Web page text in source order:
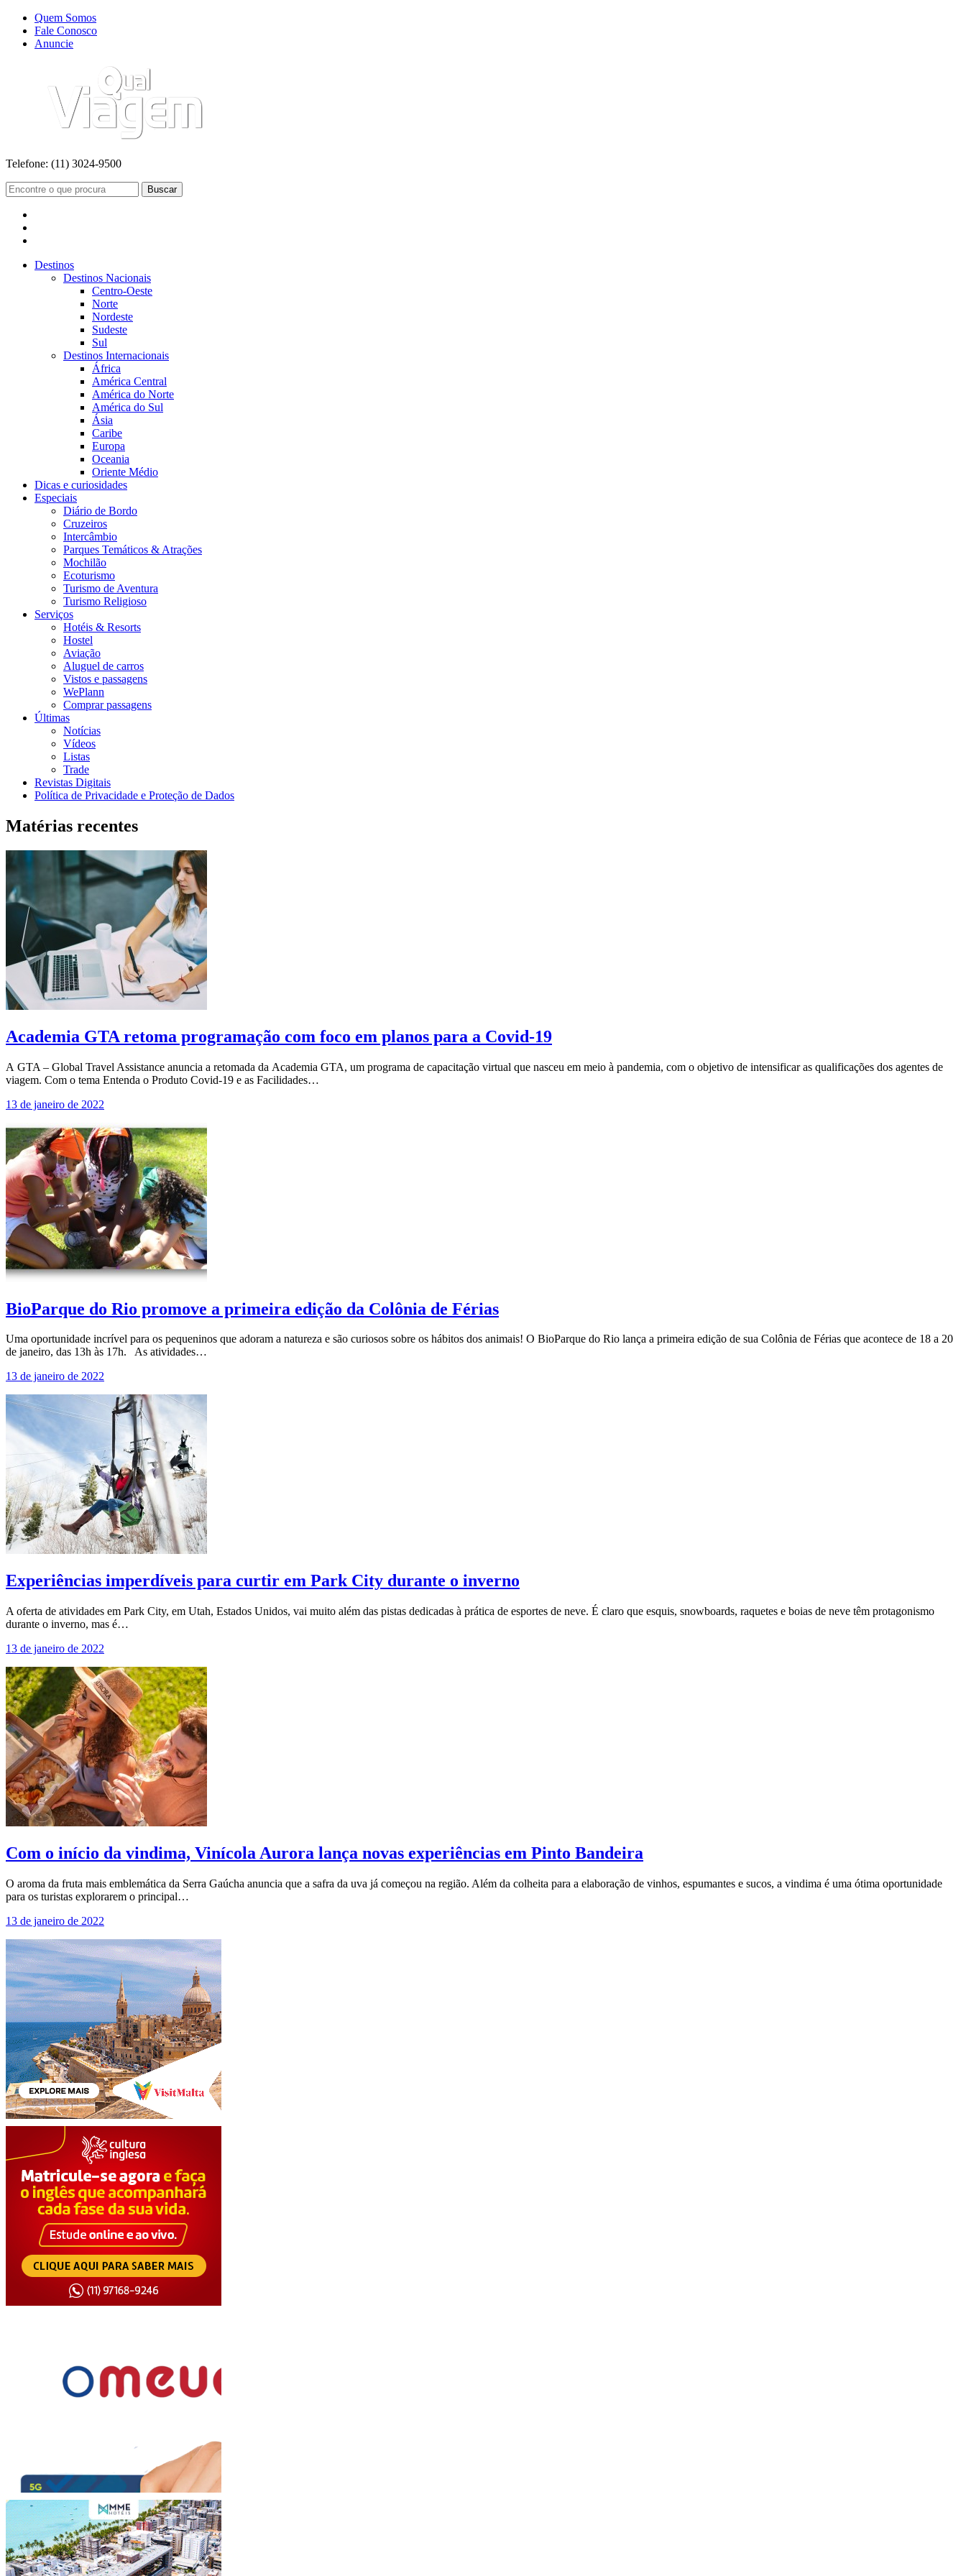
Quem Somos
Fale Conosco
Anuncie
Telefone: (11) 3024-9500
Buscar
Destinos
Destinos Nacionais
Centro-Oeste
Norte
Nordeste
Sudeste
Sul
Destinos Internacionais
África
América Central
América do Norte
América do Sul
Ásia
Caribe
Europa
Oceania
Oriente Médio
Dicas e curiosidades
Especiais
Diário de Bordo
Cruzeiros
Intercâmbio
Parques Temáticos & Atrações
Mochilão
Ecoturismo
Turismo de Aventura
Turismo Religioso
Serviços
Hotéis & Resorts
Hostel
Aviação
Aluguel de carros
Vistos e passagens
WePlann
Comprar passagens
Últimas
Notícias
Vídeos
Listas
Trade
Revistas Digitais
Política de Privacidade e Proteção de Dados
Matérias recentes
Academia GTA retoma programação com foco em planos para a Covid-19
A GTA – Global Travel Assistance anuncia a retomada da Academia GTA, um programa de capacitação virtual que nasceu em meio à pandemia, com o objetivo de intensificar as qualificações dos agentes de
viagem. Com o tema Entenda o Produto Covid-19 e as Facilidades…
13 de janeiro de 2022
BioParque do Rio promove a primeira edição da Colônia de Férias
Uma oportunidade incrível para os pequeninos que adoram a natureza e são curiosos sobre os hábitos dos animais! O BioParque do Rio lança a primeira edição de sua Colônia de Férias que acontece de 18 a 20
de janeiro, das 13h às 17h. As atividades…
13 de janeiro de 2022
Experiências imperdíveis para curtir em Park City durante o inverno
A oferta de atividades em Park City, em Utah, Estados Unidos, vai muito além das pistas dedicadas à prática de esportes de neve. É claro que esquis, snowboards, raquetes e boias de neve têm protagonismo
durante o inverno, mas é…
13 de janeiro de 2022
Com o início da vindima, Vinícola Aurora lança novas experiências em Pinto Bandeira
O aroma da fruta mais emblemática da Serra Gaúcha anuncia que a safra da uva já começou na região. Além da colheita para a elaboração de vinhos, espumantes e sucos, a vindima é uma ótima oportunidade
para os turistas explorarem o principal…
13 de janeiro de 2022